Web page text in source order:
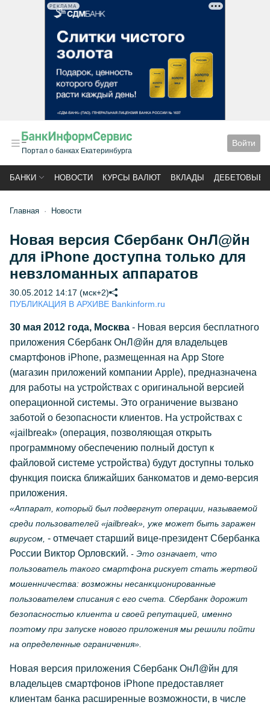
РЕКЛАМА
Портал о банках Екатеринбурга
Войти
БАНКИ НОВОСТИ КУРСЫ ВАЛЮТ ВКЛАДЫ ДЕБЕТОВЫЕ
Главная Новости
Новая версия Сбербанк ОнЛ@йн
для iPhone доступна только для
невзломанных аппаратов
30.05.2012 14:17 (мск+2)
ПУБЛИКАЦИЯ В АРХИВЕ Bankinform.ru
30 мая 2012 года, Москва - Новая версия бесплатного
приложения Сбербанк ОнЛ@йн для владельцев
смартфонов iPhone, размещенная на App Store
(магазин приложений компании Apple), предназначена
для работы на устройствах с оригинальной версией
операционной системы. Это ограничение вызвано
заботой о безопасности клиентов. На устройствах с
«jailbreak» (операция, позволяющая открыть
программному обеспечению полный доступ к
файловой системе устройства) будут доступны только
функция поиска ближайших банкоматов и демо-версия
приложения.
«Аппарат, который был подвергнут операции, называемой
среди пользователей «jailbreak», уже может быть заражен
вирусом, - отмечает старший вице-президент Сбербанка
России Виктор Орловский. - Это означает, что
пользователь такого смартфона рискует стать жертвой
мошенничества: возможны несанкционированные
пользователем списания с его счета. Сбербанк дорожит
безопасностью клиента и своей репутацией, именно
поэтому при запуске нового приложения мы решили пойти
на определенные ограничения».
Новая версия приложения Сбербанк ОнЛ@йн для
владельцев смартфонов iPhone предоставляет
клиентам банка расширенные возможности, в числе